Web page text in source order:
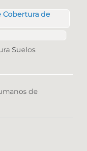
Cobertura de
Suelos
de